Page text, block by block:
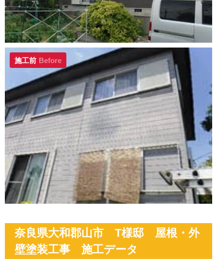
施工前 Before
奈良県大和郡山市 T様邸 屋根・外
壁塗装工事 施工データ